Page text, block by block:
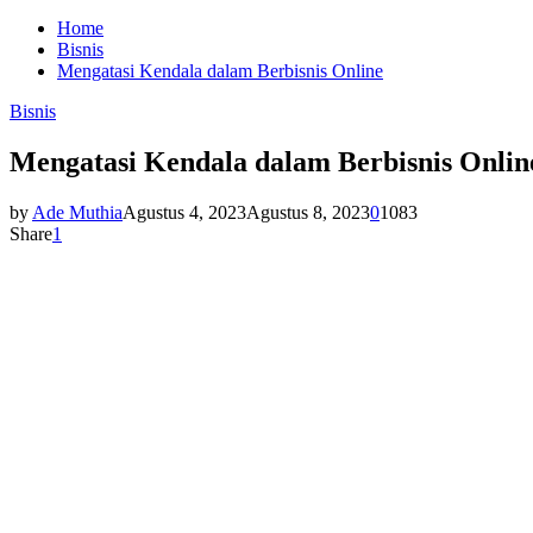
Home
Bisnis
Mengatasi Kendala dalam Berbisnis Online
Bisnis
Mengatasi Kendala dalam Berbisnis
by Ade MuthiaAgustus 4, 2023Agustus 8, 202301083
Share1